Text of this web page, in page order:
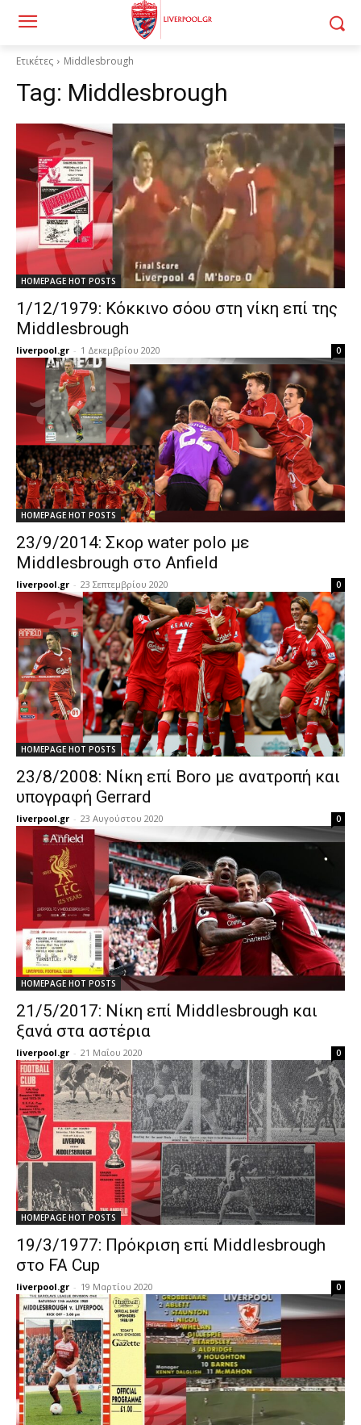
Ετικέτες Middlesbrough
Tag: Middlesbrough
HOMEPAGE HOT POSTS
1/12/1979: Κόκκινο σόου στη νίκη επί της
Middlesbrough
liverpool.gr - 1 Δεκεμβρίου 2020 0
HOMEPAGE HOT POSTS
23/9/2014: Σκορ water polo με
Middlesbrough στο Anfield
liverpool.gr - 23 Σεπτεμβρίου 2020 0
HOMEPAGE HOT POSTS
23/8/2008: Νίκη επί Boro με ανατροπή και
υπογραφή Gerrard
liverpool.gr - 23 Αυγούστου 2020 0
HOMEPAGE HOT POSTS
21/5/2017: Νίκη επί Middlesbrough και
ξανά στα αστέρια
liverpool.gr - 21 Μαΐου 2020 0
HOMEPAGE HOT POSTS
19/3/1977: Πρόκριση επί Middlesbrough
στο FA Cup
liverpool.gr - 19 Μαρτίου 2020 0